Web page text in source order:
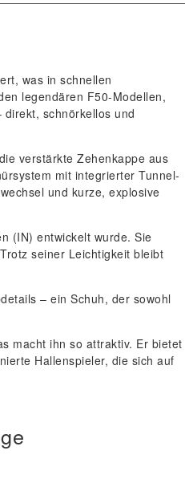
was in schnellen
legendären F50-Modellen,
schnörkellos und
verstärkte Zehenkappe aus
mit integrierter Tunnel-
und kurze, explosive
(IN) entwickelt wurde. Sie
seiner Leichtigkeit bleibt
– ein Schuh, der sowohl
macht ihn so attraktiv. Er bietet
Hallenspieler, die sich auf